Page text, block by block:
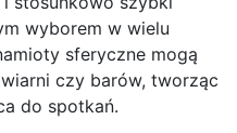
wyborem w wielu
sferyczne mogą
czy barów, tworząc
do spotkań.